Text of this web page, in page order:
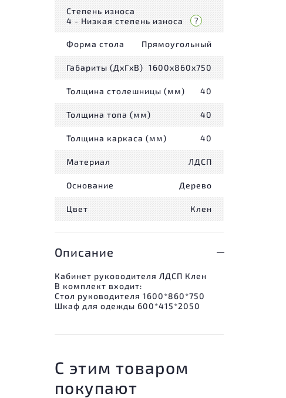
Степень износа
4 - Низкая степень износа
Форма стола Прямоугольный
Габариты (ДxГxВ) 1600x860x750
Толщина столешницы (мм) 40
Толщина топа (мм) 40
Толщина каркаса (мм) 40
Материал ЛДСП
Основание Дерево
Цвет Клен
Описание
Кабинет руководителя ЛДСП Клен
В комплект входит:
Стол руководителя 1600*860*750
Шкаф для одежды 600*415*2050
С этим товаром
покупают